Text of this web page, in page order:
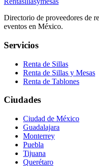
Directorio de proveedores de
eventos en México.
Servicios
Renta de Sillas
Renta de Sillas y Mesas
Renta de Tablones
Ciudades
Ciudad de México
Guadalajara
Monterrey
Puebla
Tijuana
Querétaro